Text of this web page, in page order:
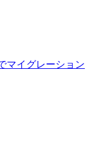
マイグレーション